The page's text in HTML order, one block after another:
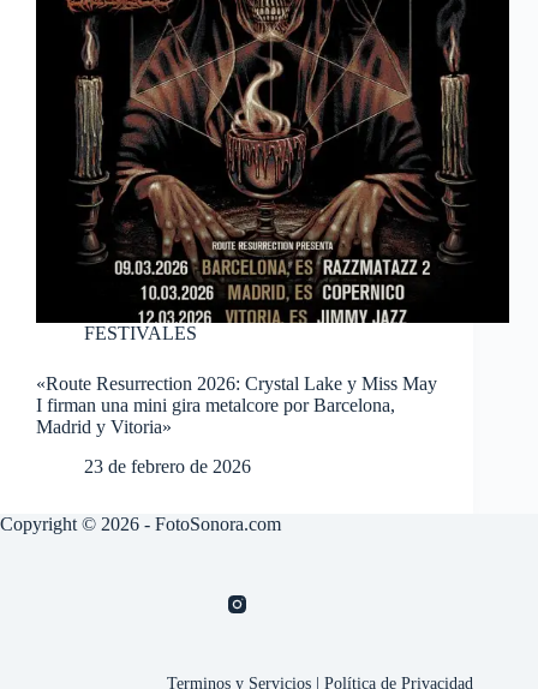
FESTIVALES
«Route Resurrection 2026: Crystal Lake y Miss May
I firman una mini gira metalcore por Barcelona,
Madrid y Vitoria»
23 de febrero de 2026
Copyright © 2026 - FotoSonora.com
Terminos y Servicios |Política de Privacidad